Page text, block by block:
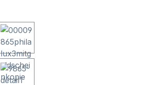
Salta la galleria di immagini